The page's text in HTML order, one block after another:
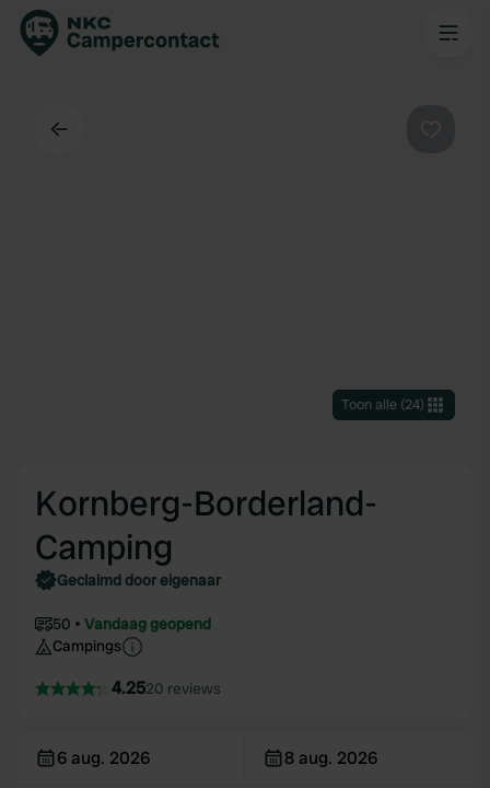
Toon alle(24)
Kornberg-Borderland-
Camping
Geclaimd door eigenaar
50
Vandaag geopend
Campings
4.2520 reviews
6 aug. 2026 8 aug. 2026